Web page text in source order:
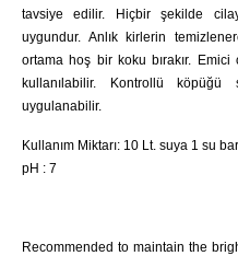
tavsiye edilir. Hiçbir şekilde
uygundur. Anlık kirlerin
ortama hoş bir koku bırakır.
kullanılabilir. Kontrollü
uygulanabilir.
Kullanım Miktarı: 10 Lt. suya 1 su
pH : 7
Recommended to maintain the